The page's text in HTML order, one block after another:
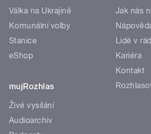
Válka na Ukrajině
Komunální volby
Stanice
eShop
mujRozhlas
Živé vysílání
Audioarchiv
Jak nás
Lidé v
Kariéra
Kontakt